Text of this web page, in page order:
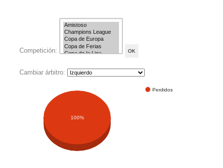
Competición:
Cambiar árbitro:
Perdidos
100%